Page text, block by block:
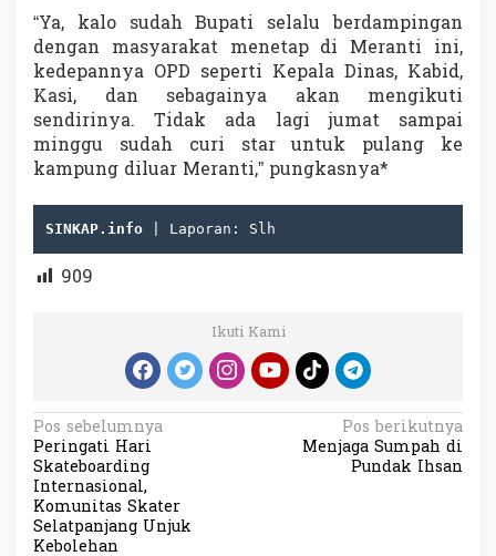
“Ya, kalo sudah Bupati selalu berdampingan
dengan masyarakat menetap di Meranti ini,
kedepannya OPD seperti Kepala Dinas, Kabid,
Kasi, dan sebagainya akan mengikuti
sendirinya. Tidak ada lagi jumat sampai
minggu sudah curi star untuk pulang ke
kampung diluar Meranti,” pungkasnya*
SINKAP.info | Laporan: Slh
909
Ikuti Kami
N
a
v
i
Pos sebelumnya
Peringati Hari
Skateboarding
Internasional,
Komunitas Skater
Selatpanjang Unjuk
Kebolehan
Pos berikutnya
Menjaga Sumpah di
Pundak Ihsan